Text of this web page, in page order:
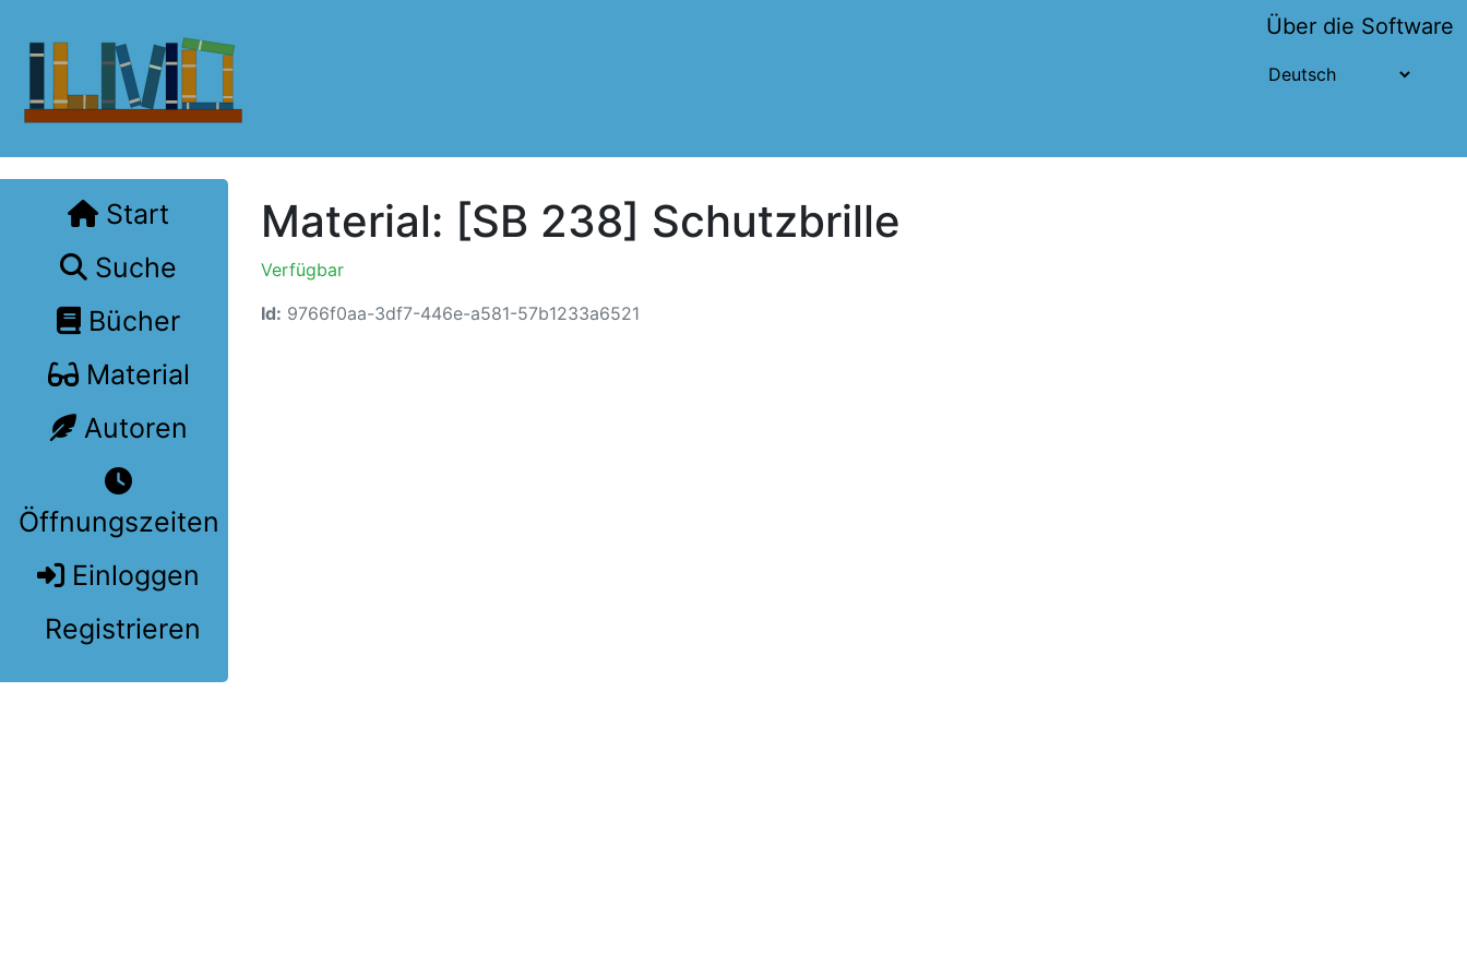
Über die Software
Start
Suche
Bücher
Material
Autoren
Öffnungszeiten
Einloggen
Registrieren
Material: [SB 238] Schutzbrille
Verfügbar
Id: 9766f0aa-3df7-446e-a581-57b1233a6521